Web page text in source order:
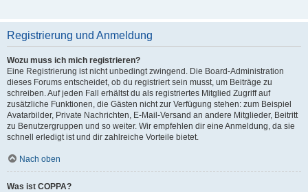
Registrierung und Anmeldung
Wozu muss ich mich registrieren?
Eine Registrierung ist nicht unbedingt zwingend. Die Board-Administration
dieses Forums entscheidet, ob du registriert sein musst, um Beiträge zu
schreiben. Auf jeden Fall erhältst du als registriertes Mitglied Zugriff auf
zusätzliche Funktionen, die Gästen nicht zur Verfügung stehen: zum Beispiel
Avatarbilder, Private Nachrichten, E-Mail-Versand an andere Mitglieder, Beitritt
zu Benutzergruppen und so weiter. Wir empfehlen dir eine Anmeldung, da sie
schnell erledigt ist und dir zahlreiche Vorteile bietet.
Nach oben
Was ist COPPA?